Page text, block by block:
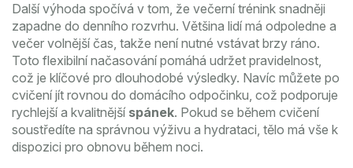
Další výhoda spočívá v tom, že večerní trénink snadněji
zapadne do denního rozvrhu. Většina lidí má odpoledne a
večer volnější čas, takže není nutné vstávat brzy ráno.
Toto flexibilní načasování pomáhá udržet pravidelnost,
což je klíčové pro dlouhodobé výsledky. Navíc můžete po
cvičení jít rovnou do domácího odpočinku, což podporuje
rychlejší a kvalitnější spánek. Pokud se během cvičení
soustředíte na správnou výživu a hydrataci, tělo má vše k
dispozici pro obnovu během noci.